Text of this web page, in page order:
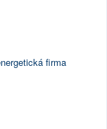
firma